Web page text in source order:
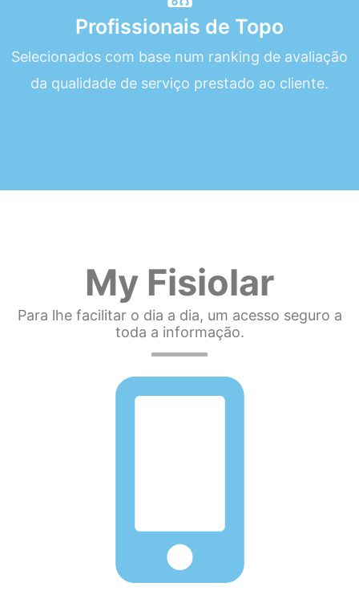
Profissionais de Topo
Selecionados com base num ranking de avaliação
da qualidade de serviço prestado ao cliente.
My Fisiolar
Para lhe facilitar o dia a dia, um acesso seguro a
toda a informação.